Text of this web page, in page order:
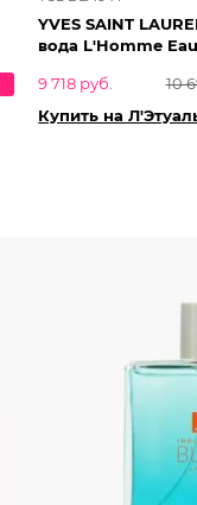
YVES SAINT
вода L'Homme
9 718 руб.
10
Купить на